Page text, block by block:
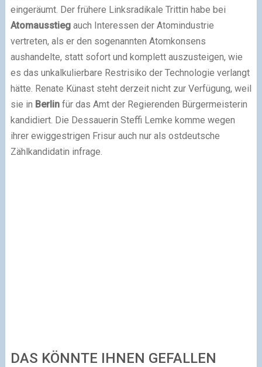
eingeräumt. Der frühere Linksradikale Trittin habe bei
Atomausstiegauch Interessen der Atomindustrie
vertreten, als er den sogenannten Atomkonsens
aushandelte, statt sofort und komplett auszusteigen, wie
es das unkalkulierbare Restrisiko der Technologie verlangt
hätte. Renate Künast steht derzeit nicht zur Verfügung, weil
sie in Berlinfür das Amt der Regierenden Bürgermeisterin
kandidiert. Die Dessauerin Steffi Lemke komme wegen
ihrer ewiggestrigen Frisur auch nur als ostdeutsche
Zählkandidatin infrage.
DAS KÖNNTE IHNEN GEFALLEN